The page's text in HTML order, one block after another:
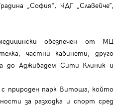
„София", ЧДГ „Славейче”,
обезпечен от МЦ
частни кабинети, друго
до Аджибадем Сити Клиник и
природен парк Витоша, който
за разходка и спорт сред